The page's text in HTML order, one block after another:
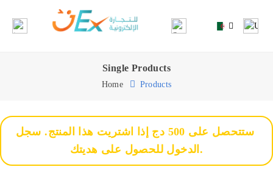
Single Products
Home Products
ستتحصل على 500 دج إذا اشتريت هذا المنتج. سجل
الدخول للحصول على هديتك.